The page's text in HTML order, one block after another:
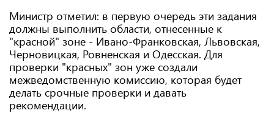
Министр отметил: в первую очередь эти задания
должны выполнить области, отнесенные к
"красной" зоне - Ивано-Франковская, Львовская,
Черновицкая, Ровненская и Одесская. Для
проверки "красных" зон уже создали
межведомственную комиссию, которая будет
делать срочные проверки и давать
рекомендации.